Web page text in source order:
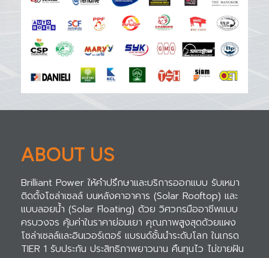
ABOUT US
Brilliant Power ให้คำปรึกษาและบริการออกแบบ รับเหมา
ติดตั้งโซล่าเซลล์ บนหลังคาอาคาร (Solar Rooftop) และ
แบบลอยน้ำ (Solar Floating) ด้วย วิศวกรมืออาชีพแบบ
ครบวงจร คุ้มค่าในราคาย่อมเยา คุณภาพสูงสุดด้วยแผง
โซล่าเซลล์และอินเวอร์เตอร์ แบรนด์ชั้นนำระดับโลก ในเกรด
TIER 1 รับประกัน ประสิทธิภาพยาวนาน คืนทุนไว ไม่ขายฝัน